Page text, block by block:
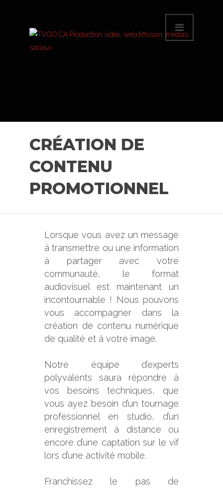
CRÉATION DE
CONTENU
PROMOTIONNEL
Lorsque vous avez un message
à transmettre ou une information
à partager avec votre
communauté, le format
audiovisuel est maintenant un
incontournable ! Nous pouvons
vous accompagner dans la
création de contenu numérique
de qualité et à votre image.
Notre équipe d’experts
polyvalents saura répondre à
vos besoins techniques, que
vous ayez besoin d’un tournage
professionnel en studio, d’un
enregistrement à distance ou
encore d’une captation sur le vif
lors d’une activité mobile.
Franchissez le pas de